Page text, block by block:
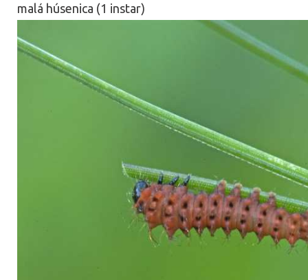
malá húsenica (1 instar)